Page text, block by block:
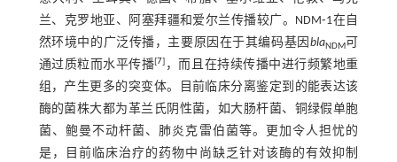
兰、克罗地亚、阿塞拜疆和爱尔兰传播较广。NDM⁃1在自
然环境中的广泛传播，主要原因在于其编码基因 blaNDM可
通过质粒而水平传播[7] ，而且在持续传播中进行频繁地重
组，产生更多的突变体。目前临床分离鉴定到的能表达该
酶的菌株大都为革兰氏阴性菌，如大肠杆菌、铜绿假单胞
菌、鲍曼不动杆菌、肺炎克雷伯菌等。更加令人担忧的
是，目前临床治疗的药物中尚缺乏针对该酶的有效抑制